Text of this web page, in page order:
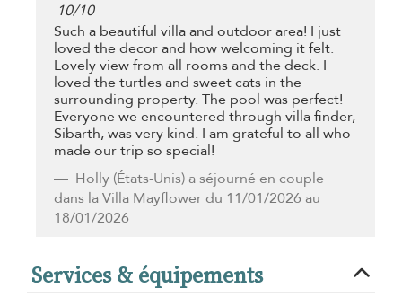
10/10
Such a beautiful villa and outdoor area! I just
loved the decor and how welcoming it felt.
Lovely view from all rooms and the deck. I
loved the turtles and sweet cats in the
surrounding property. The pool was perfect!
Everyone we encountered through villa finder,
Sibarth, was very kind. I am grateful to all who
made our trip so special!
Holly (États-Unis) a séjourné en couple
dans la Villa Mayflower du 11/01/2026 au
18/01/2026
Services & équipements